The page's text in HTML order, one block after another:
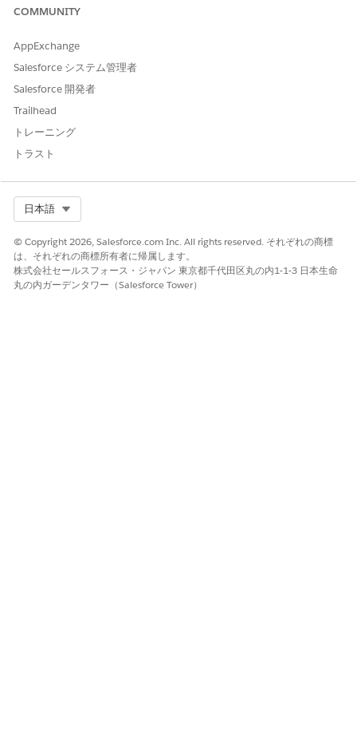
COMMUNITY
AppExchange
Salesforce システム管理者
Salesforce 開発者
Trailhead
トレーニング
トラスト
日本語
© Copyright 2026, Salesforce.com Inc. All rights reserved. それぞれの商標
は、それぞれの商標所有者に帰属します。
株式会社セールスフォース・ジャパン 東京都千代田区丸の内1-1-3 日本生命
丸の内ガーデンタワー（Salesforce Tower）